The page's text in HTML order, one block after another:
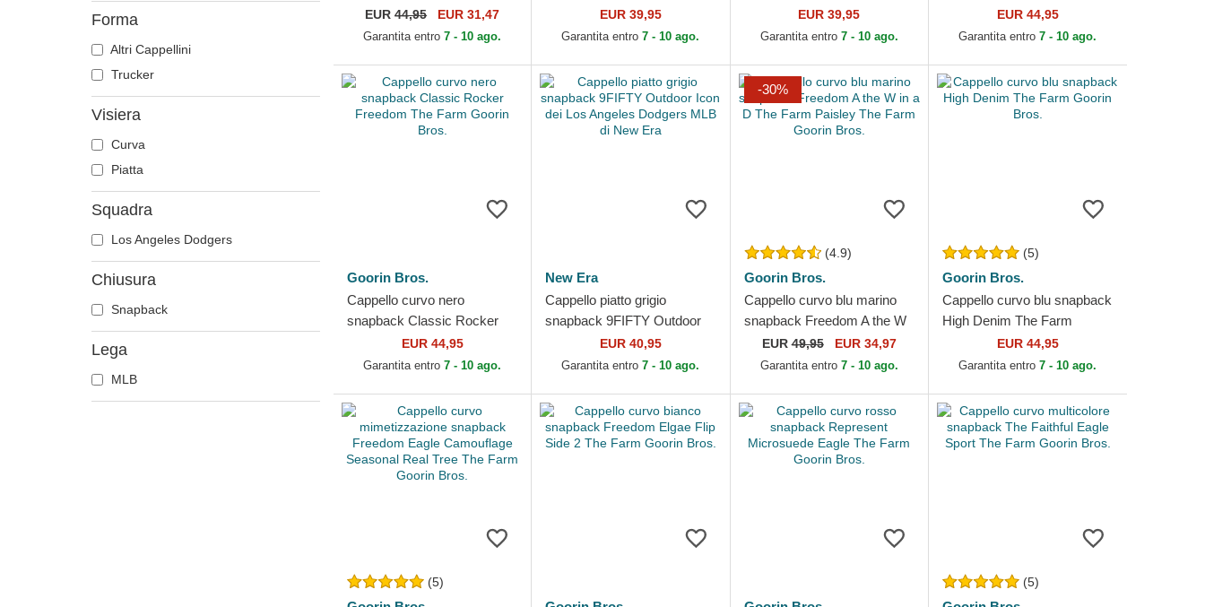
Dobermann
Fenicottero
Foca
Formica
Gabbiano
Gallo
Gatto
Ghepardo
Granchio
Gufo
Forma
Altri Cappellini
Trucker
Visiera
Curva
Piatta
Squadra
Los Angeles Dodgers
Chiusura
Snapback
Lega
MLB
Prey Core Canvas The Farm
Goorin Bros.
EUR44,95 EUR 31,47
Garantita entro7 - 10 ago.
The Farm Goorin Bros.
EUR 39,95
Garantita entro7 - 10 ago.
The Farm Goorin Bros.
EUR 39,95
Garantita entro 7 - 10 ago.
Realtree Edge Represent
Eagle The Farm Goorin
EUR 44,95
Garantita entro7 - 10 ago.
Goorin Bros.
Cappello curvo nero
snapback Classic Rocker
Freedom The Farm Goorin
Bros.
EUR 44,95
Garantita entro7 - 10 ago.
New Era
Cappello piatto grigio
snapback 9FIFTY Outdoor
Icon dei Los Angeles
Dodgers MLB di New Era
EUR 40,95
Garantita entro7 - 10 ago.
-30%
(4.9)
Goorin Bros.
Cappello curvo blu marino
snapback Freedom A the W
in a D The Farm Paisley The
Farm Goorin Bros.
EUR49,95 EUR 34,97
Garantita entro 7 - 10 ago.
(5)
Goorin Bros.
Cappello curvo blu snapback
High Denim The Farm
Goorin Bros.EUR 44,95
Garantita entro7 - 10 ago.
(5) (5)